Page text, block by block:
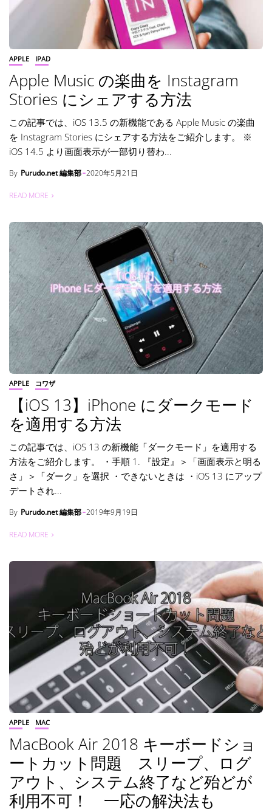
APPLE IPAD
Apple Music の楽曲を Instagram
Stories にシェアする方法
この記事では、iOS 13.5 の新機能である Apple Music の楽曲
を Instagram Stories にシェアする方法をご紹介します。 ※
iOS 14.5 より画面表示が一部切り替わ...
By Purudo.net 編集部 2020年5月21日
READ MORE
APPLE コワザ
【iOS 13】iPhone にダークモード
を適用する方法
この記事では、iOS 13 の新機能「ダークモード」を適用する
方法をご紹介します。 ・手順 1. 『設定』＞「画面表示と明る
さ」＞「ダーク」を選択 ・できないときは ・iOS 13 にアップ
デートされ...
By Purudo.net 編集部 2019年9月19日
READ MORE
APPLE MAC
MacBook Air 2018 キーボードショ
ートカット問題 スリープ、ログ
アウト、システム終了など殆どが
利用不可！ 一応の解決法も